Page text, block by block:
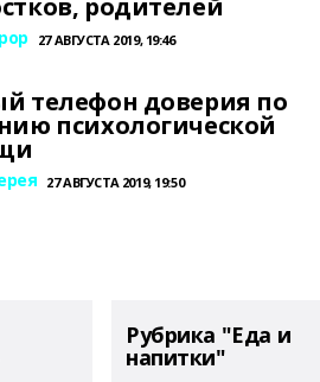
родителей
27 АВГУСТА 2019, 19:46
телефон доверия по
психологической
27 АВГУСТА 2019, 19:50
Рубрика "Еда и
напитки"